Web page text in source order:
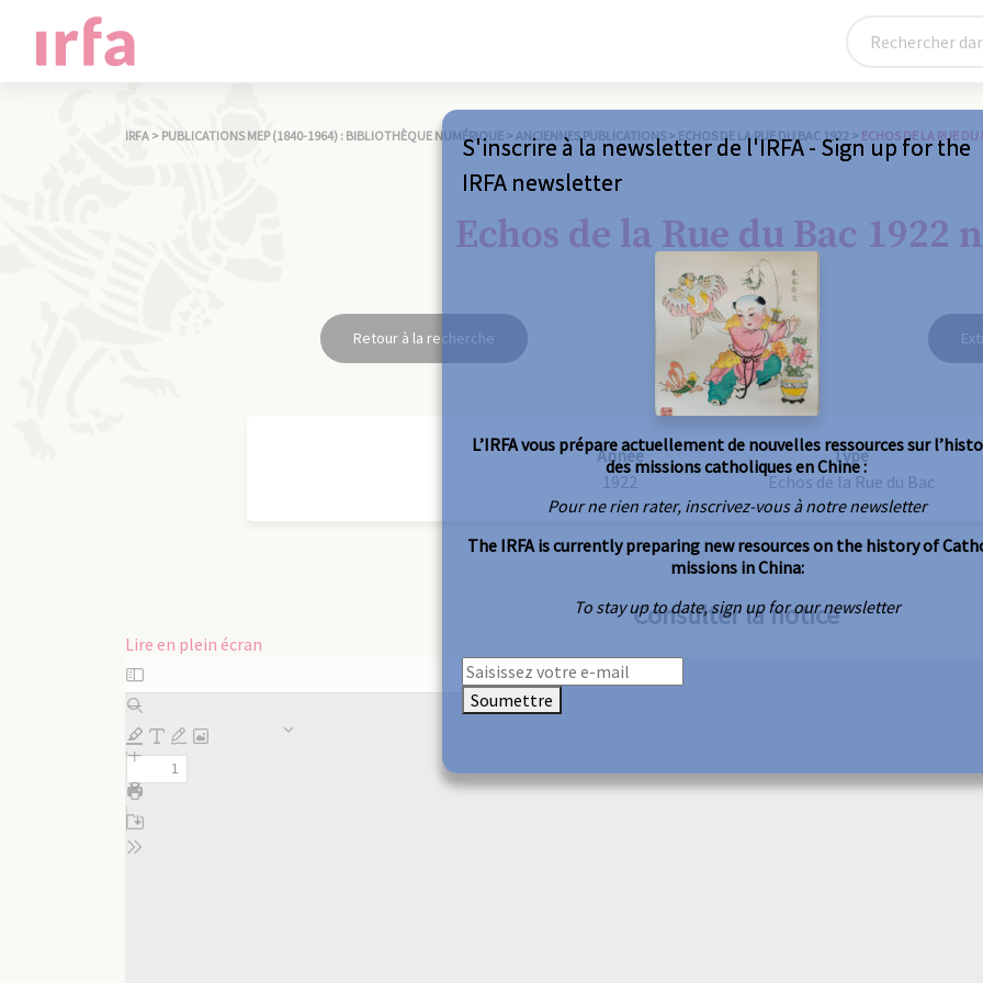
IRFA > PUBLICATIONS MEP (1840-1964) : BIBLIOTHÈQUE NUMÉRIQUE > ANCIENNES PUBLICATIONS > ECHOS DE LA RUE DU BAC 1922 > ECHOS DE LA RUE
Echos de la Rue du Bac 1922
Retour à la recherche
Année
1922
Type
Echos de la Rue du Bac
Consulter la notice
Lire en plein écran
Aller
au
contenu
PDF
S'inscrire à la newsletter de l'IRFA - Sign up for the
IRFA newsletter
L’IRFA vous prépare actuellement de nouvelles ressources sur
des missions catholiques en Chine :
Pour ne rien rater, inscrivez-vous à notre newsletter
The IRFA is currently preparing new resources on the history of
missions in China:
To stay up to date, sign up for our newsletter
Soumettre